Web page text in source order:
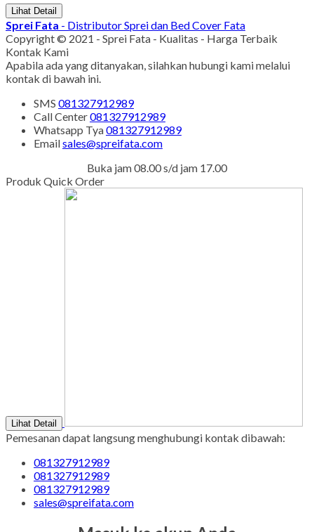
Lihat Detail
Sprei Fata - Distributor Sprei dan Bed Cover Fata
Copyright © 2021 - Sprei Fata - Kualitas - Harga Terbaik
Kontak Kami
Apabila ada yang ditanyakan, silahkan hubungi kami melalui
kontak di bawah ini.
SMS 081327912989
Call Center081327912989
Whatsapp Tya081327912989
Emailsales@spreifata.com
Buka jam 08.00 s/d jam 17.00
Produk Quick Order
Lihat Detail
Pemesanan dapat langsung menghubungi kontak dibawah:
081327912989
081327912989
081327912989
sales@spreifata.com